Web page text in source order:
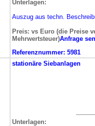
Unterlagen:
Auszug aus techn.
Preis: vs Euro (die Preise
Mehrwertsteuer)Anfrage
Referenznummer: 5981
stationäre Siebanlagen
Unterlagen: